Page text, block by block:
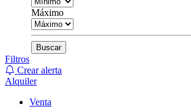
Máximo
Buscar
Filtros
Crear alerta
Alquiler
Venta